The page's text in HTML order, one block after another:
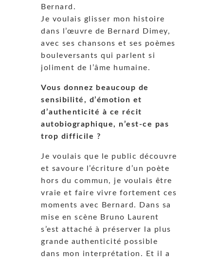
Bernard.
Je voulais glisser mon histoire
dans l’œuvre de Bernard Dimey,
avec ses chansons et ses poèmes
bouleversants qui parlent si
joliment de l’âme humaine.
Vous donnez beaucoup de
sensibilité, d’émotion et
d’authenticité à ce récit
autobiographique, n’est-ce pas
trop difficile ?
Je voulais que le public découvre
et savoure l’écriture d’un poète
hors du commun, je voulais être
vraie et faire vivre fortement ces
moments avec Bernard. Dans sa
mise en scène Bruno Laurent
s’est attaché à préserver la plus
grande authenticité possible
dans mon interprétation. Et il a